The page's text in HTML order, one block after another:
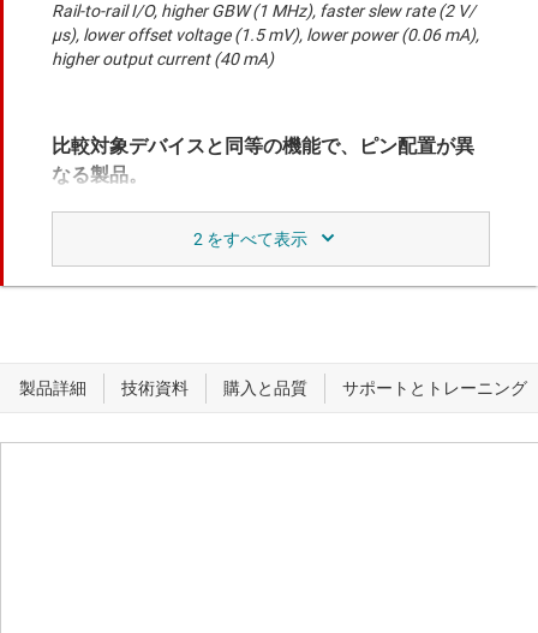
Rail-to-rail I/O, higher GBW (1 MHz), faster slew rate (2 V/
μs), lower offset voltage (1.5 mV), lower power (0.06 mA),
higher output current (40 mA)
比較対象デバイスと同等の機能で、ピン配置が異
なる製品。
車載、デュアル、16V、4.5MHz、低消費電力オペアンプ